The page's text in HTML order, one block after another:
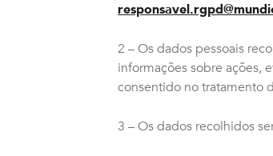
2 – Os dados pessoais
informações sobre ações,
consentido no tratamento
3 – Os dados recolhidos